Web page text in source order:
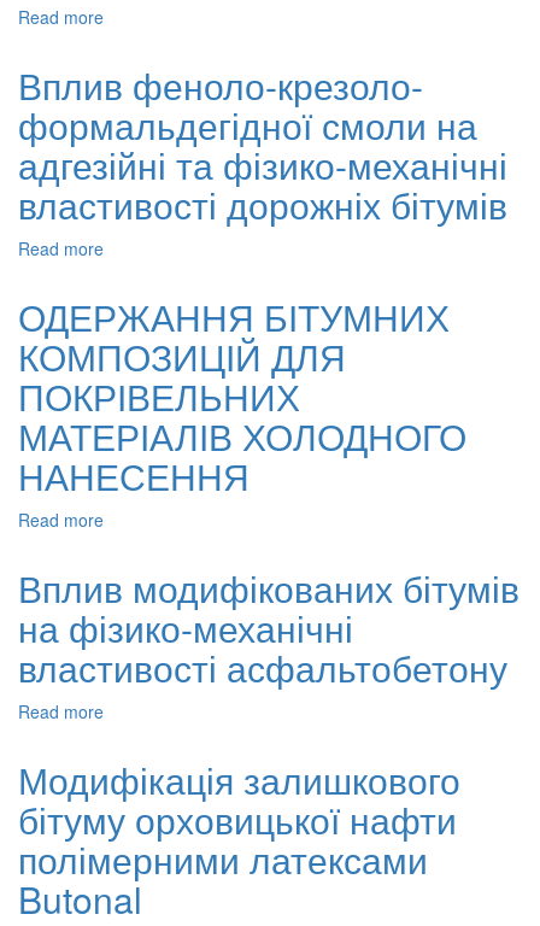
Read more
моделі
встановлення
оптимальних
умов
процесу
формальдегідної
смоли
Вплив феноло-крезоло-
формальдегідної смоли на
адгезійні та фізико-механічні
властивості дорожніх бітумів
Read more
крезоло-
формальдегідної
смоли
на
адгезійні
та
фізико-
механічні
ОДЕРЖАННЯ БІТУМНИХ
КОМПОЗИЦІЙ ДЛЯ
ПОКРІВЕЛЬНИХ
МАТЕРІАЛІВ ХОЛОДНОГО
НАНЕСЕННЯ
Read more
КОМПОЗИЦІЙ
ДЛЯ
ПОКРІВЕЛЬНИХ
МАТЕРІАЛІВ
ХОЛОДНОГО
Вплив модифікованих бітумів
на фізико-механічні
властивості асфальтобетону
Read more
бітумів
фізико-
механічні
властивості
асфальтобетону
Модифікація залишкового
бітуму орховицької нафти
полімерними латексами
Butonal